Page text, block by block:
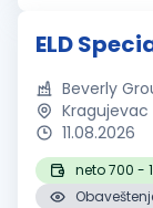
ELD
Beverly
Kragujevac
11.08.2026
neto 700 -